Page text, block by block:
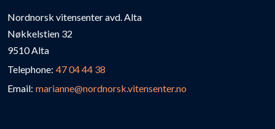
Nordnorsk vitensenter avd. Alta
Nøkkelstien 32
9510 Alta
Telephone: 47 04 44 38
Email: marianne@nordnorsk.vitensenter.no